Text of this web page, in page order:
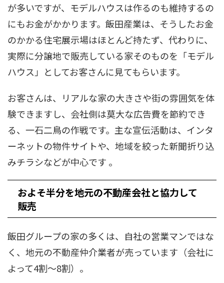
が多いですが、モデルハウスは作るのも維持するの
にもお金がかかります。飯田産業は、そうしたお金
のかかる住宅展示場はほとんど持たず、代わりに、
実際に分譲地で販売している家そのものを「モデル
ハウス」としてお客さんに見てもらいます。
お客さんは、リアルな家の大きさや街の雰囲気を体
験できますし、会社側は莫大な広告費を節約でき
る、一石二鳥の作戦です。主な宣伝活動は、インタ
ーネットの物件サイトや、地域を絞った新聞折り込
みチラシなどが中心です 。
およそ半分を地元の不動産会社と協力して
販売
飯田グループの家の多くは、自社の営業マンではな
く、地元の不動産仲介業者が売っています（会社に
よって4割～8割）。